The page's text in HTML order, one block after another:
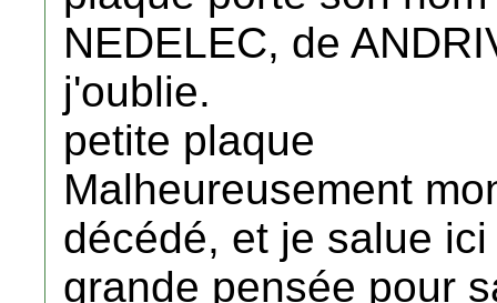
NEDELEC, de
j'oublie.
petite plaque
Malheureusement
décédé, et je salue
grande pensée pour